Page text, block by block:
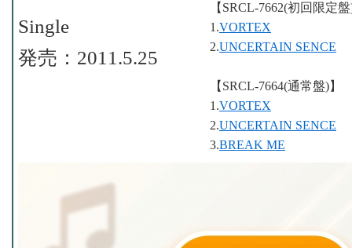
【SRCL-7662(初回限定
1.VORTEX
2.UNCERTAIN SENCE
【SRCL-7664(通常盤)】
1.VORTEX
2.UNCERTAIN SENCE
3.BREAK ME
Single
発売：2011.5.25